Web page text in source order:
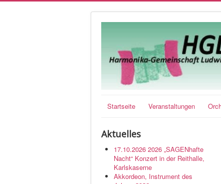
Startseite Veranstaltungen
Aktuelles
17.10.2026 2026 „SAGENhafte
Nacht“ Konzert in der Reithalle,
Karlskaserne
Akkordeon, Instrument des